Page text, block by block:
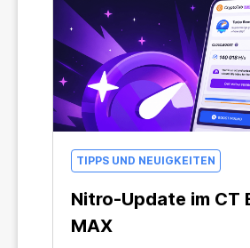
TIPPS UND NEUIGKEITEN
Nitro-Update im CT
MAX